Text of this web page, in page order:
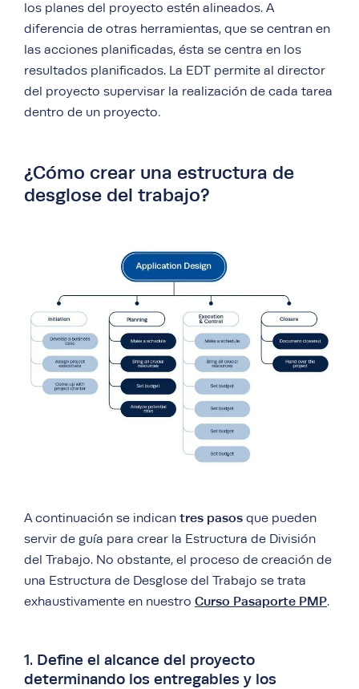
los planes del proyecto estén alineados. A
diferencia de otras herramientas, que se centran en
las acciones planificadas, ésta se centra en los
resultados planificados. La EDT permite al director
del proyecto supervisar la realización de cada tarea
dentro de un proyecto.
¿Cómo crear una estructura de
desglose del trabajo?
A continuación se indican tres pasos que pueden
servir de guía para crear la Estructura de División
del Trabajo. No obstante, el proceso de creación de
una Estructura de Desglose del Trabajo se trata
exhaustivamente en nuestro Curso Pasaporte PMP.
1. Define el alcance del proyecto
determinando los entregables y los